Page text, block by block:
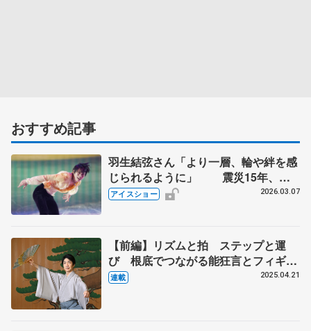
おすすめ記事
羽生結弦さん「より一層、輪や絆を感
じられるように」 震災15年、宮
城でアイスショー
アイスショー 2026.03.07
【前編】リズムと拍 ステップと運
び 根底でつながる能狂言とフィギュ
アスケート 羽生結弦ＶＳ野村萬斎
連載 2025.04.21